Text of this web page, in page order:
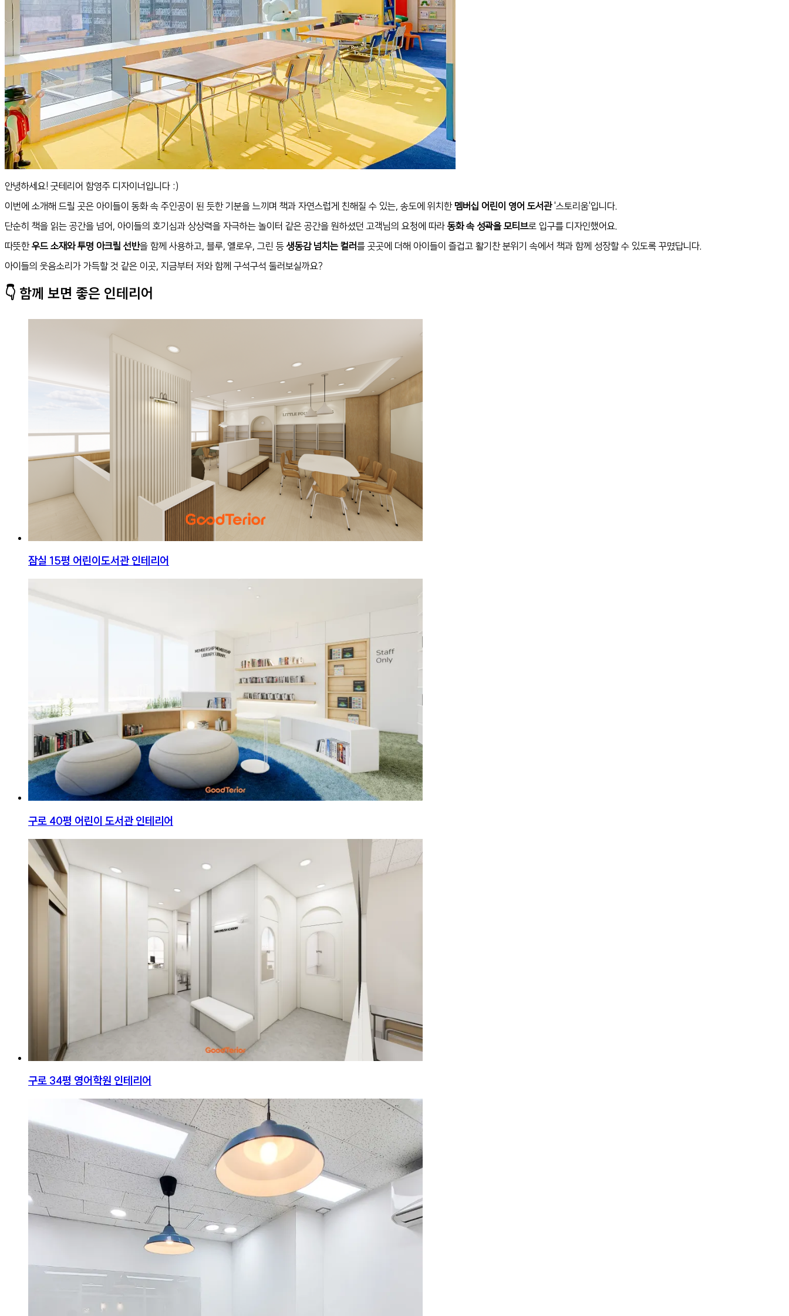
안녕하세요! 굿테리어 함영주 디자이너입니다 :)
이번에 소개해 드릴 곳은 아이들이 동화 속 주인공이 된 듯한 기분을 느끼며 책과 자연스럽게 친해질 수 있는, 송도에 위치한멤버십 어린이 영어 도서관'스토리움'입니다.
단순히 책을 읽는 공간을 넘어, 아이들의 호기심과 상상력을 자극하는 놀이터 같은 공간을 원하셨던 고객님의 요청에 따라 동화 속 성곽을 모티브로 입구를 디자인했어요.
따뜻한우드 소재와 투명 아크릴 선반을 함께 사용하고, 블루, 옐로우, 그린 등 생동감 넘치는 컬러를 곳곳에 더해 아이들이 즐겁고 활기찬 분위기 속에서 책과 함께 성장할 수 있도록 꾸몄답니다.
아이들의 웃음소리가 가득할 것 같은 이곳, 지금부터 저와 함께 구석구석 둘러보실까요?
👇 함께 보면 좋은 인테리어
잠실 15평 어린이도서관 인테리어
구로 40평 어린이 도서관 인테리어
구로 34평 영어학원 인테리어